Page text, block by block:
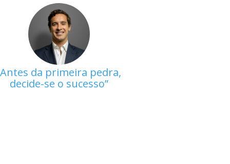
Antes da primeira pedra,
decide-se o sucesso